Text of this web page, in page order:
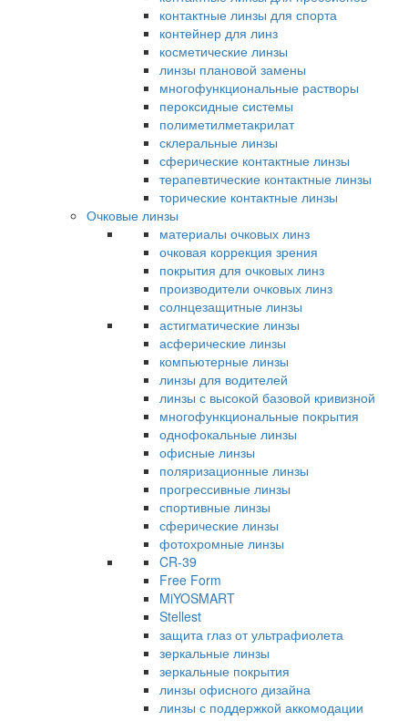
контактные линзы для спорта
контейнер для линз
косметические линзы
линзы плановой замены
многофункциональные растворы
пероксидные системы
полиметилметакрилат
склеральные линзы
сферические контактные линзы
терапевтические контактные линзы
торические контактные линзы
Очковые линзы
материалы очковых линз
очковая коррекция зрения
покрытия для очковых линз
производители очковых линз
солнцезащитные линзы
астигматические линзы
асферические линзы
компьютерные линзы
линзы для водителей
линзы с высокой базовой кривизной
многофункциональные покрытия
однофокальные линзы
офисные линзы
поляризационные линзы
прогрессивные линзы
спортивные линзы
сферические линзы
фотохромные линзы
CR-39
Free Form
MiYOSMART
Stellest
защита глаз от ультрафиолета
зеркальные линзы
зеркальные покрытия
линзы офисного дизайна
линзы с поддержкой аккомодации